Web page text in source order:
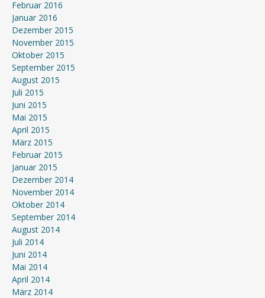
Februar 2016
Januar 2016
Dezember 2015
November 2015
Oktober 2015
September 2015
August 2015
Juli 2015
Juni 2015
Mai 2015
April 2015
März 2015
Februar 2015
Januar 2015
Dezember 2014
November 2014
Oktober 2014
September 2014
August 2014
Juli 2014
Juni 2014
Mai 2014
April 2014
März 2014